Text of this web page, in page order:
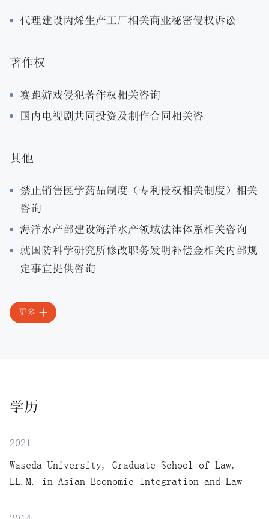
代理建设丙烯生产工厂相关商业秘密侵权诉讼
著作权
赛跑游戏侵犯著作权相关咨询
国内电视剧共同投资及制作合同相关咨
其他
禁止销售医学药品制度（专利侵权相关制度）相关
咨询
海洋水产部建设海洋水产领域法律体系相关咨询
就国防科学研究所修改职务发明补偿金相关内部规
定事宜提供咨询
更多
学历
2021
Waseda University, Graduate School of Law,
LL.M. in Asian Economic Integration and Law